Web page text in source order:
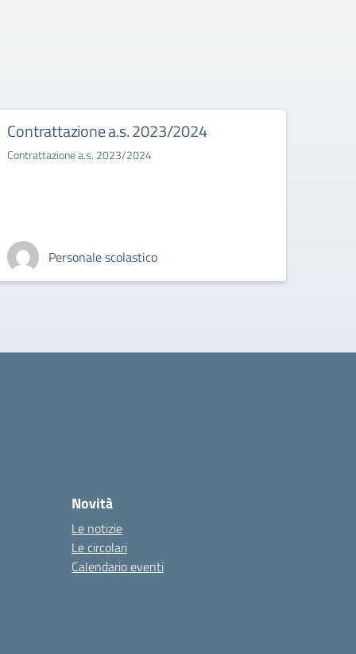
Contrattazione a.s. 2023/2024
Contrattazione a.s. 2023/2024
Personale scolastico
Novità
Le notizie
Le circolari
Calendario eventi